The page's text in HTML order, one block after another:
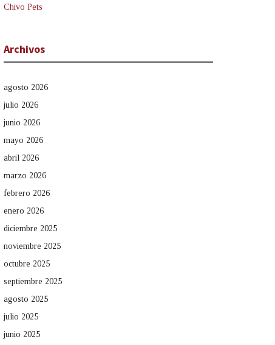
Chivo Pets
Archivos
agosto 2026
julio 2026
junio 2026
mayo 2026
abril 2026
marzo 2026
febrero 2026
enero 2026
diciembre 2025
noviembre 2025
octubre 2025
septiembre 2025
agosto 2025
julio 2025
junio 2025